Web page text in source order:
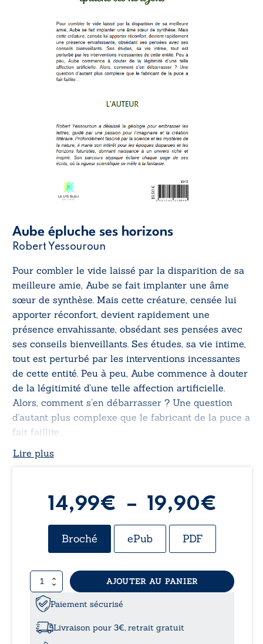
Aube épluche ses horizons
Robert Yessouroun
Pour combler le vide laissé par la disparition de sa
meilleure amie, Aube se fait implanter une âme
sœur de synthèse. Mais cette créature, censée lui
apporter réconfort, devient rapidement une
présence envahissante, obsédant ses pensées avec
ses conseils bienveillants. Ses études, sa vie intime,
tout est perturbé par les interventions incessantes
de cette entité. Peu à peu, Aube commence à douter
de la légitimité d’une telle affection artificielle.
Alors, comment s’en débarrasser ? Une question
d’autant plus complexe que le fabricant de la puce a
fait faillite…
Lire plus
14,99€ – 19,90€
de
Broché ePub PDF
quantité
de
Aube
épluche
ses
horizons
AJOUTER AU PANIER
Paiement sécurisé
Livraison pour 3€, retrait gratuit